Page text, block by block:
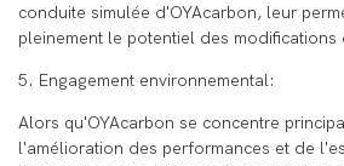
conduite simulée d'OYAcarbon, leur
pleinement le potentiel des modifications
5. Engagement environnemental:
Alors qu'OYAcarbon se concentre
l'amélioration des performances et de